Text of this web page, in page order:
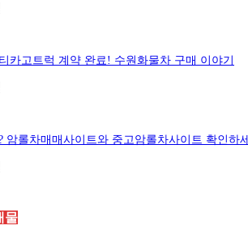
카고트럭 계약 완료! 수원화물차 구매 이야기
암롤차매매사이트와 중고암롤차사이트 확인하
물